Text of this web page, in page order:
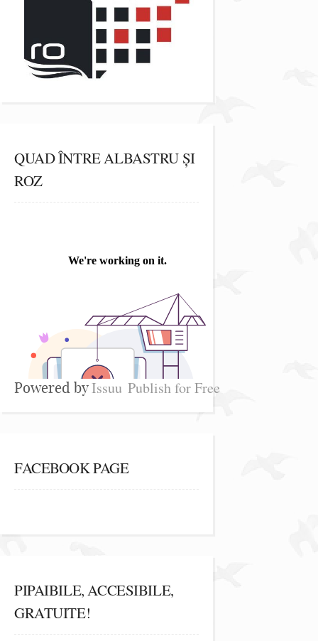
QUAD ÎNTRE ALBASTRU ȘI
ROZ
Powered byIssuu Publish for Free
FACEBOOK PAGE
PIPAIBILE, ACCESIBILE,
GRATUITE!